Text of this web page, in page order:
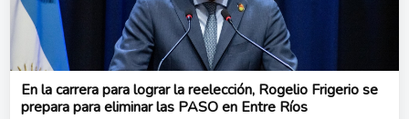
En la carrera para lograr la reelección, Rogelio Frigerio se
prepara para eliminar las PASO en Entre Ríos